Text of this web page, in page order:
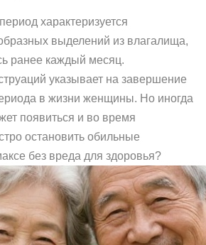
характеризуется
выделений из влагалища,
ранее каждый месяц.
указывает на завершение
в жизни женщины. Но иногда
появиться и во время
остановить обильные
без вреда для здоровья?